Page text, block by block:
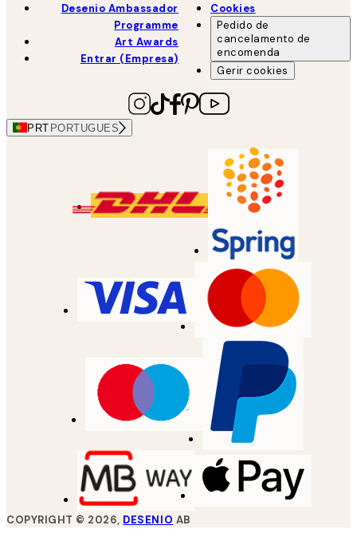
Desenio Ambassador
Programme
Art Awards
Entrar (Empresa)
Cookies
Pedido de
cancelamento de
encomenda
Gerir cookies
PRT PORTUGUES
COPYRIGHT © 2026, DESENIO AB